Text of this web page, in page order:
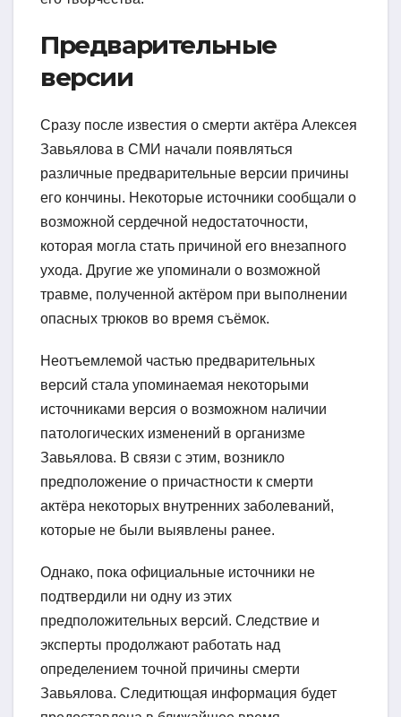
Предварительные
версии
Сразу после известия о смерти актёра Алексея
Завьялова в СМИ начали появляться
различные предварительные версии причины
его кончины. Некоторые источники сообщали о
возможной сердечной недостаточности,
которая могла стать причиной его внезапного
ухода. Другие же упоминали о возможной
травме, полученной актёром при выполнении
опасных трюков во время съёмок.
Неотъемлемой частью предварительных
версий стала упоминаемая некоторыми
источниками версия о возможном наличии
патологических изменений в организме
Завьялова. В связи с этим, возникло
предположение о причастности к смерти
актёра некоторых внутренних заболеваний,
которые не были выявлены ранее.
Однако, пока официальные источники не
подтвердили ни одну из этих
предположительных версий. Следствие и
эксперты продолжают работать над
определением точной причины смерти
Завьялова. Следитющая информация будет